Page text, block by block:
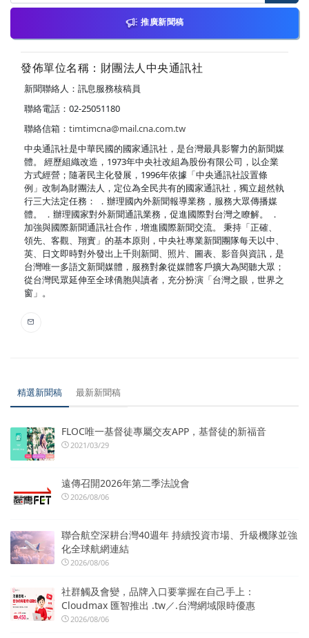
推廣新聞稿
發佈單位名稱：財團法人中央通訊社
新聞聯絡人：訊息服務核稿員
聯絡電話：02-25051180
聯絡信箱： timtimcna@mail.cna.com.tw
中央通訊社是中華民國的國家通訊社，是台灣最具影響力的新聞媒
體。 經歷組織改造，1973年中央社改組為股份有限公司，以企業
方式經營；隨著民主化發展，1996年依據「中央通訊社設置條
例」改制為財團法人，定位為全民共有的國家通訊社，獨立超然執
行三大法定任務： ．辦理國內外新聞報導業務，服務大眾傳播媒
體。 ．辦理國家對外新聞通訊業務，促進國際對台灣之瞭解。 ．
加強與國際新聞通訊社合作，增進國際新聞交流。 秉持「正確、
領先、客觀、翔實」的基本原則，中央社專業新聞團隊每天以中、
英、日文即時對外發出上千則新聞、照片、圖表、影音與資訊，是
台灣唯一多語文新聞媒體，服務對象從媒體客戶擴大為閱聽大眾；
從台灣民眾延伸至全球僑胞與讀者，充分扮演「台灣之眼，世界之
窗」。
精選新聞稿 最新新聞稿
FLOC唯一基督徒專屬交友APP，基督徒的新福音
2021/03/29
遠傳召開2026年第二季法說會
2026/08/06
聯合航空深耕台灣40週年 持續投資市場、升級機隊並強
化全球航網連結
2026/08/06
社群觸及會變，品牌入口要掌握在自己手上：
Cloudmax 匯智推出 .tw／.台灣網域限時優惠
2026/08/06